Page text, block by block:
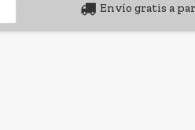
Envío gratis a